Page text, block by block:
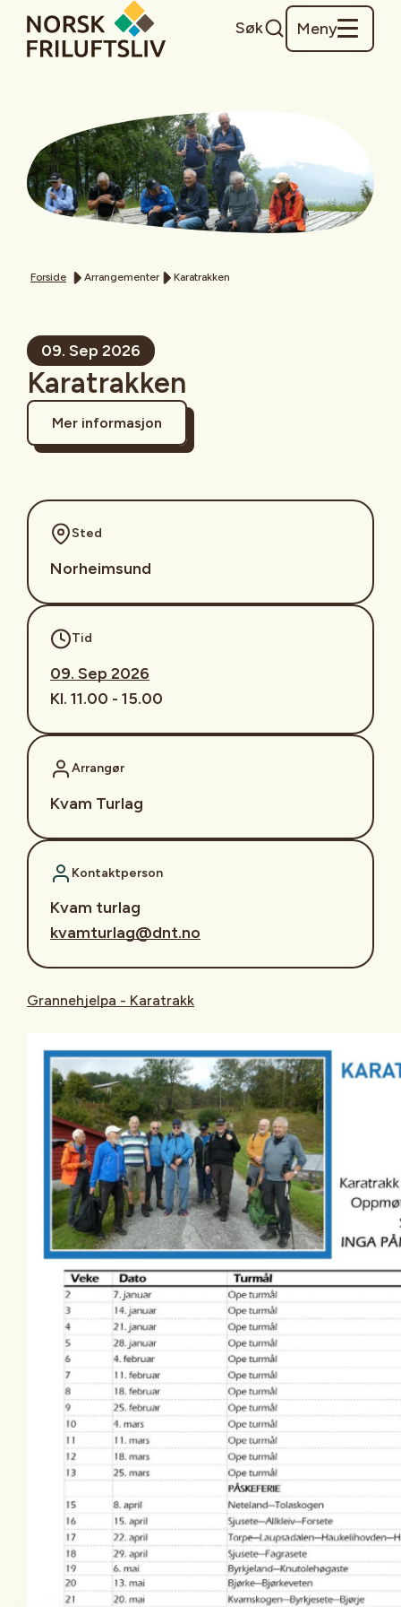
Søk Meny
Forside Arrangementer Karatrakken
09. Sep 2026
Karatrakken
Mer informasjon
Sted
Norheimsund
Tid
09. Sep 2026
Kl. 11.00 - 15.00
Arrangør
Kvam Turlag
Kontaktperson
Kvam turlag
kvamturlag@dnt.no
Grannehjelpa - Karatrakk